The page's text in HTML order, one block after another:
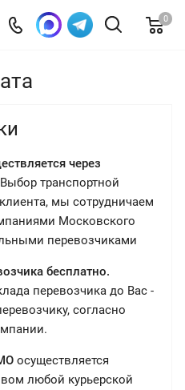
0
через
Выбор транспортной
мы сотрудничаем
Московского
перевозчиками
бесплатно.
перевозчика до Вас -
согласно
осуществляется
любой курьерской